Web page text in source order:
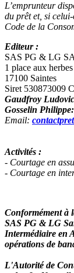
L’emprunteur
du prêt et, si
Code de la
Editeur :
SAS PG & LG
1 place aux herbes
17100 Saintes
Siret 530873009
Gaudfroy
Gosselin
Email:
Activités :
- Courtage en
- Courtage en
Conformément à
SAS PG & LG
Intermédiaire en
opérations de
L'Autorité de